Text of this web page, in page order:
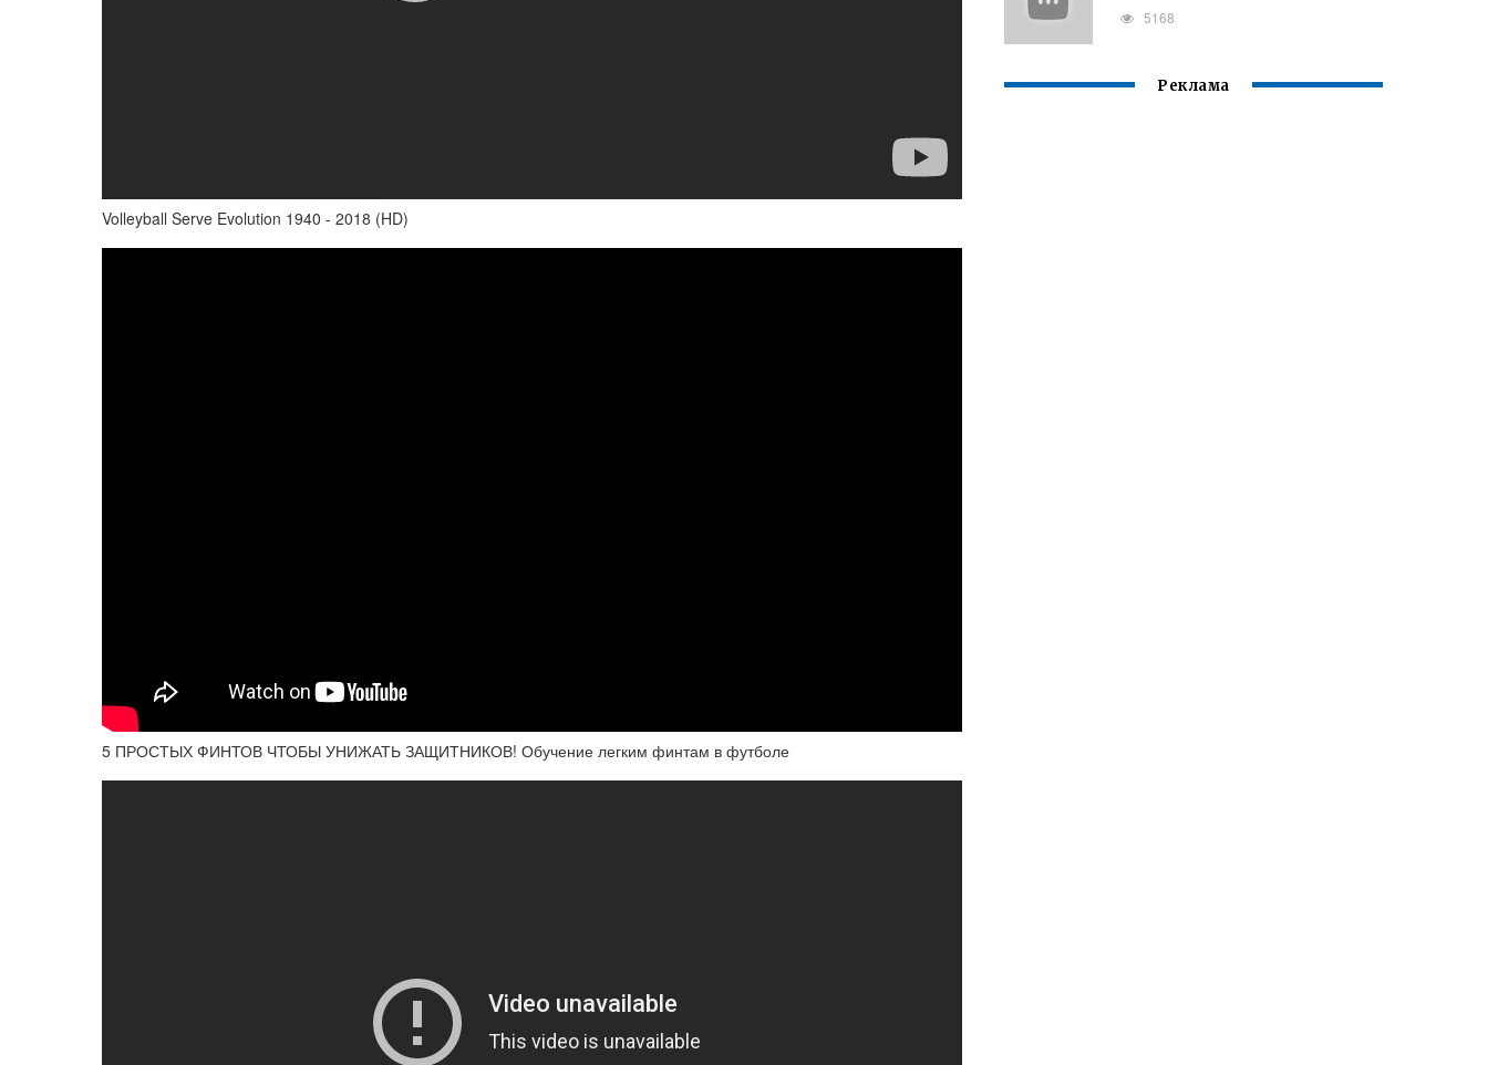
Volleyball Serve Evolution 1940 - 2018 (HD)
5 ПРОСТЫХ ФИНТОВ ЧТОБЫ УНИЖАТЬ ЗАЩИТНИКОВ! Обучение легким финтам в футболе
5168
Реклама